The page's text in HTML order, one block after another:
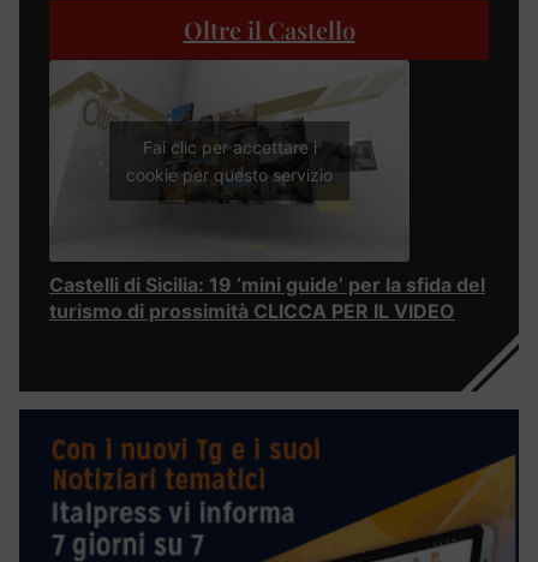
Oltre il Castello
Fai clic per accettare i
cookie per questo servizio
Castelli di Sicilia: 19 ‘mini guide’ per la sfida del
turismo di prossimità CLICCA PER IL VIDEO